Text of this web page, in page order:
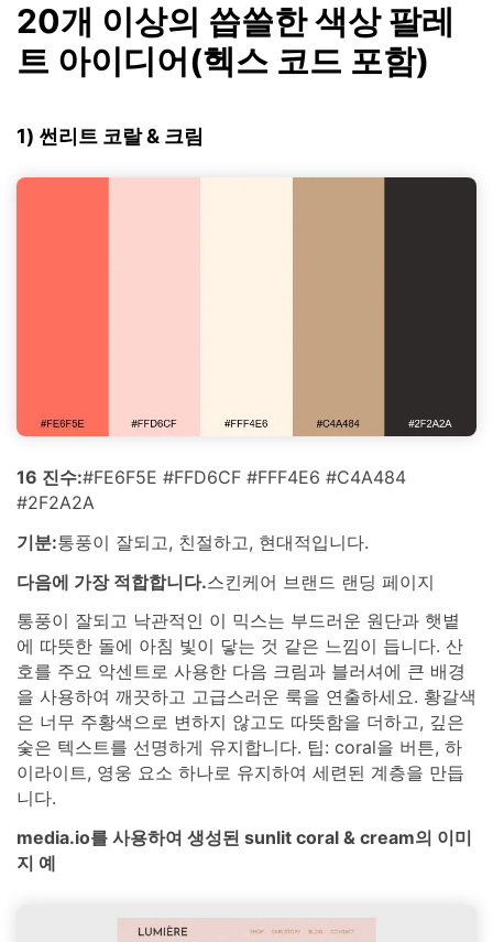
20개 이상의 씁쓸한 색상 팔레
트 아이디어(헥스 코드 포함)
1) 썬리트 코랄 & 크림
16 진수:#FE6F5E #FFD6CF #FFF4E6 #C4A484
#2F2A2A
기분:통풍이 잘되고, 친절하고, 현대적입니다.
다음에 가장 적합합니다.스킨케어 브랜드 랜딩 페이지
통풍이 잘되고 낙관적인 이 믹스는 부드러운 원단과 햇볕
에 따뜻한 돌에 아침 빛이 닿는 것 같은 느낌이 듭니다. 산
호를 주요 악센트로 사용한 다음 크림과 블러셔에 큰 배경
을 사용하여 깨끗하고 고급스러운 룩을 연출하세요. 황갈색
은 너무 주황색으로 변하지 않고도 따뜻함을 더하고, 깊은
숯은 텍스트를 선명하게 유지합니다. 팁: coral을 버튼, 하
이라이트, 영웅 요소 하나로 유지하여 세련된 계층을 만듭
니다.
media.io를 사용하여 생성된 sunlit coral & cream의 이미
지 예